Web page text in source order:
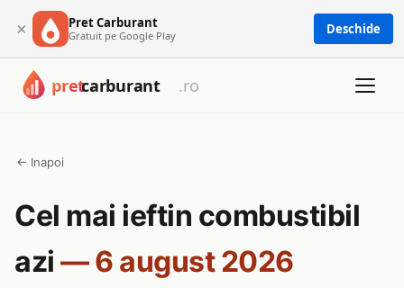
× Pret Carburant
Gratuit pe Google Play Deschide
← Inapoi
Cel mai ieftin combustibil
azi — 6 august 2026